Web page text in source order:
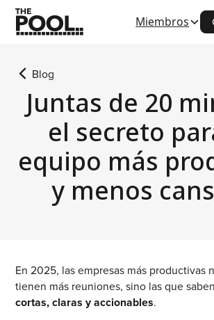
Miembros
Blog
Juntas de 20
el secreto
equipo más
y menos
En 2025, las empresas más productivas
tienen más reuniones, sino las que
cortas, claras y accionables.